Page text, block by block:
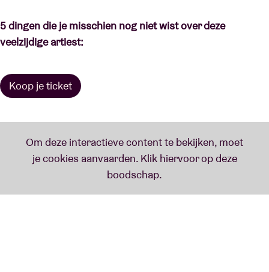
5 dingen die je misschien nog niet wist over deze
veelzijdige artiest:
Koop je ticket